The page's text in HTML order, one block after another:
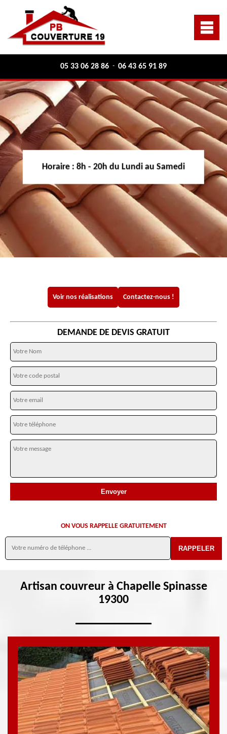
05 33 06 28 86 - 06 43 65 91 89
Horaire : 8h - 20h du Lundi au Samedi
Voir nos réalisations Contactez-nous !
DEMANDE DE DEVIS GRATUIT
ON VOUS RAPPELLE GRATUITEMENT
Artisan couvreur à Chapelle Spinasse
19300